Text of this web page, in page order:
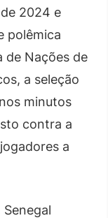
2024 e
polêmica
de Nações de
a seleção
minutos
contra a
a